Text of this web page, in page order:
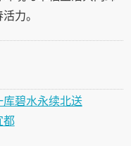
力。
库碧水永续北送
都